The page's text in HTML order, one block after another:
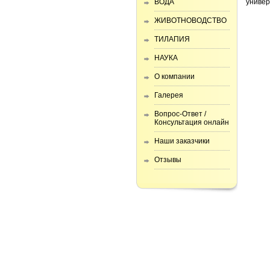
ВОДА
ЖИВОТНОВОДСТВО
ТИЛАПИЯ
НАУКА
О компании
Галерея
Вопрос-Ответ /
Консультация онлайн
Наши заказчики
Отзывы